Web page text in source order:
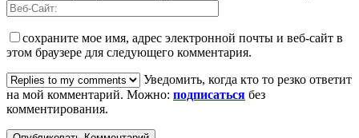
сохраните мое имя, адрес электронной почты и веб-сайт в
этом браузере для следующего комментария.
Уведомить, когда кто то резко ответит
на мой комментарий. Можно: подписаться без
комментирования.